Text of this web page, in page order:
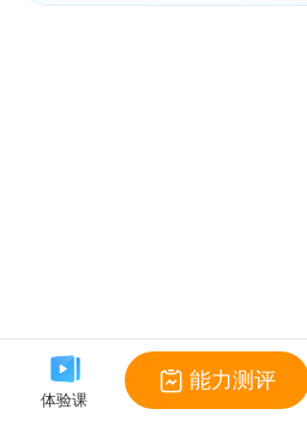
体验课
能力测评